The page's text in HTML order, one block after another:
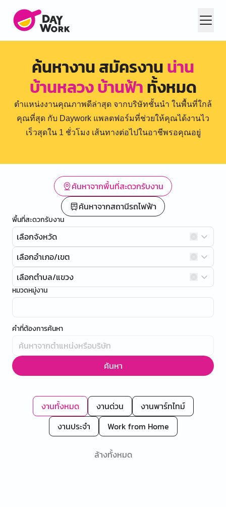
ค้นหางาน สมัครงานน่าน
บ้านหลวง บ้านฟ้าทั้งหมด
ตำแหน่งงานคุณภาพดีล่าสุด จากบริษัทชั้นนำ ในพื้นที่ใกล้
คุณที่สุด กับ Daywork แพลตฟอร์มที่ช่วยให้คุณได้งานไว
เร็วสุดใน 1 ชั่วโมง เส้นทางต่อไปในอาชีพรอคุณอยู่
ค้นหาจากพื้นที่สะดวกรับงาน
ค้นหาจากสถานีรถไฟฟ้า
พื้นที่สะดวกรับงาน
เลือกจังหวัด
เลือกอำเภอ/เขต
เลือกตำบล/แขวง
หมวดหมู่งาน
คำที่ต้องการค้นหา
ค้นหา
งานทั้งหมด งานด่วน
งานพาร์ทไทม์
งานประจำ
Work from Home
ล้างทั้งหมด